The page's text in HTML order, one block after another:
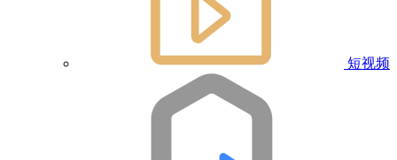
短视频